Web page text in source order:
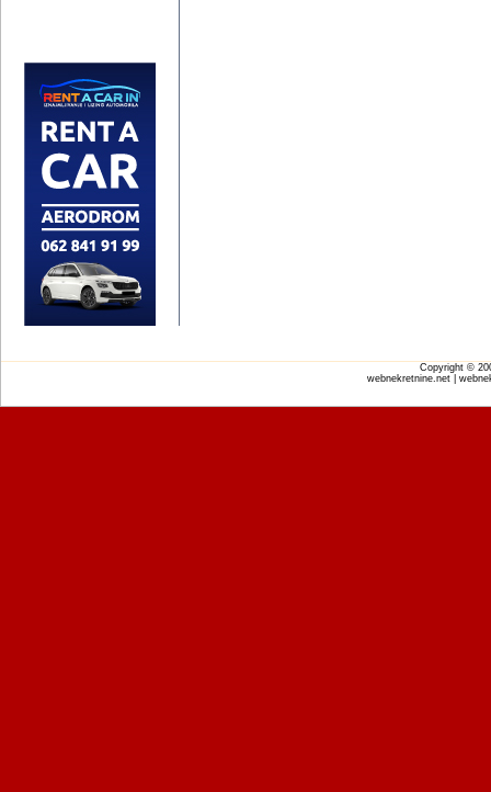
Copyright ©
webnekretnine.net |